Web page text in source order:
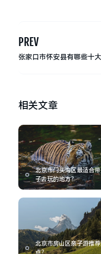
PREV
张家口市怀安县有哪些十大
相关文章
北京市门头沟区最适合
子去玩的地方？
北京市房山区亲子游推
点？